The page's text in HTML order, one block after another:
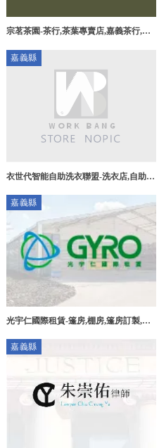
宗茗茶園-茶行,茶葉專賣店,嘉義茶行,梅
嘉義縣
衣世代智能自助洗衣聯盟-洗衣店,自助洗
助洗衣店,員林洗衣店
嘉義縣
光宇仁國際租賃-篷房,棚房,篷房訂製,篷
嘉義縣